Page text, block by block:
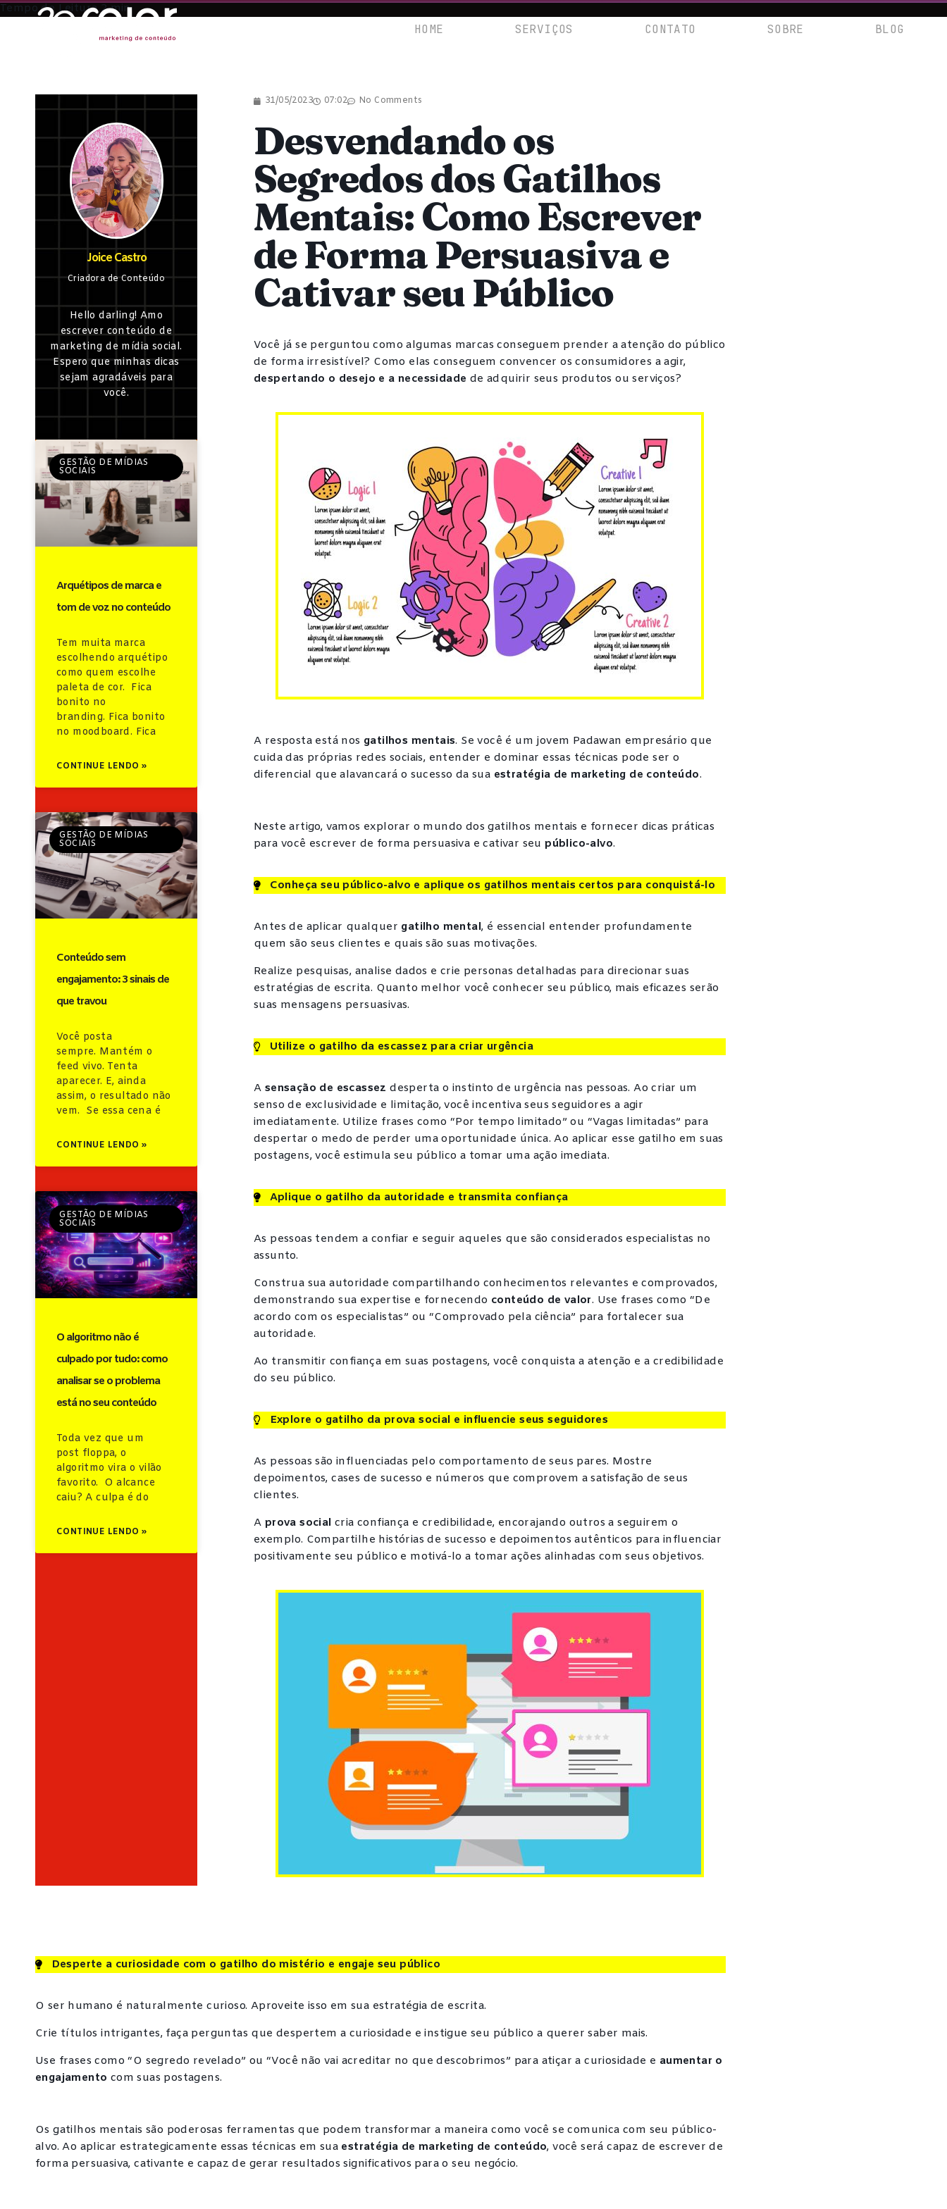
HOME SERVIÇOS CONTATO SOBRE BLOG
Joice Castro
Criadora de Conteúdo
Hello darling! Amo
escrever conteúdo de
marketing de mídia social.
Espero que minhas dicas
sejam agradáveis para
você.
GESTÃO DE MÍDIAS
SOCIAIS
Arquétipos de marca e
tom de voz no conteúdo
Tem muita marca
escolhendo arquétipo
como quem escolhe
paleta de cor. Fica
bonito no
branding. Fica bonito
no moodboard. Fica
CONTINUE LENDO »
GESTÃO DE MÍDIAS
SOCIAIS
Conteúdo sem
engajamento: 3 sinais de
que travou
Você posta
sempre. Mantém o
feed vivo. Tenta
aparecer. E, ainda
assim, o resultado não
vem. Se essa cena é
CONTINUE LENDO »
GESTÃO DE MÍDIAS
SOCIAIS
O algoritmo não é
culpado por tudo: como
analisar se o problema
está no seu conteúdo
Toda vez que um
post floppa, o
algoritmo vira o vilão
favorito. O alcance
caiu? A culpa é do
CONTINUE LENDO »
31/05/2023 07:02 No Comments
Desvendando os
Segredos dos Gatilhos
Mentais: Como Escrever
de Forma Persuasiva e
Cativar seu Público
Você já se perguntou como algumas marcas conseguem prender a atenção do público
de forma irresistível? Como elas conseguem convencer os consumidores a agir,
despertando o desejo e a necessidade de adquirir seus produtos ou serviços?
A resposta está nos gatilhos mentais. Se você é um jovem Padawan empresário que
cuida das próprias redes sociais, entender e dominar essas técnicas pode ser o
diferencial que alavancará o sucesso da sua estratégia de marketing de conteúdo.
Neste artigo, vamos explorar o mundo dos gatilhos mentais e fornecer dicas práticas
para você escrever de forma persuasiva e cativar seupúblico-alvo.
Conheça seu público-alvo e aplique os gatilhos mentais certos para conquistá-lo
Antes de aplicar qualquer gatilho mental, é essencial entender profundamente
quem são seus clientes e quais são suas motivações.
Realize pesquisas, analise dados e crie personas detalhadas para direcionar suas
estratégias de escrita. Quanto melhor você conhecer seu público, mais eficazes serão
suas mensagens persuasivas.
Utilize o gatilho da escassez para criar urgência
A sensação de escassez desperta o instinto de urgência nas pessoas. Ao criar um
senso de exclusividade e limitação, você incentiva seus seguidores a agir
imediatamente. Utilize frases como “Por tempo limitado” ou “Vagas limitadas” para
despertar o medo de perder uma oportunidade única. Ao aplicar esse gatilho em suas
postagens, você estimula seu público a tomar uma ação imediata.
Aplique o gatilho da autoridade e transmita confiança
As pessoas tendem a confiar e seguir aqueles que são considerados especialistas no
assunto.
Construa sua autoridade compartilhando conhecimentos relevantes e comprovados,
demonstrando sua expertise e fornecendo conteúdo de valor. Use frases como “De
acordo com os especialistas” ou “Comprovado pela ciência” para fortalecer sua
autoridade.
Ao transmitir confiança em suas postagens, você conquista a atenção e a credibilidade
do seu público.
Explore o gatilho da prova social e influencie seus seguidores
As pessoas são influenciadas pelo comportamento de seus pares. Mostre
depoimentos, cases de sucesso e números que comprovem a satisfação de seus
clientes.
A prova socialcria confiança e credibilidade, encorajando outros a seguirem o
exemplo. Compartilhe histórias de sucesso e depoimentos autênticos para influenciar
positivamente seu público e motivá-lo a tomar ações alinhadas com seus objetivos.
Desperte a curiosidade com o gatilho do mistério e engaje seu público
O ser humano é naturalmente curioso. Aproveite isso em sua estratégia de escrita.
Crie títulos intrigantes, faça perguntas que despertem a curiosidade e instigue seu público a querer saber mais.
Use frases como “O segredo revelado” ou “Você não vai acreditar no que descobrimos” para atiçar a curiosidade e aumentar o
engajamento com suas postagens.
Os gatilhos mentais são poderosas ferramentas que podem transformar a maneira como você se comunica com seu público-
alvo. Ao aplicar estrategicamente essas técnicas em sua estratégia de marketing de conteúdo, você será capaz de escrever de
forma persuasiva, cativante e capaz de gerar resultados significativos para o seu negócio.